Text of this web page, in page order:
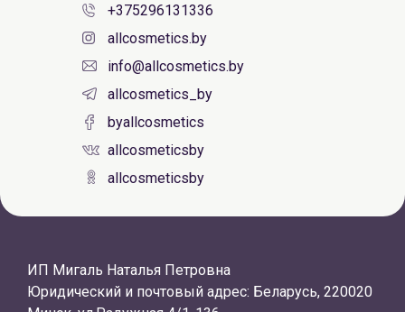
+375296131336
allcosmetics.by
info@allcosmetics.by
allcosmetics_by
byallcosmetics
allcosmeticsby
allcosmeticsby
ИП Мигаль Наталья Петровна
Юридический и почтовый адрес: Беларусь, 220020